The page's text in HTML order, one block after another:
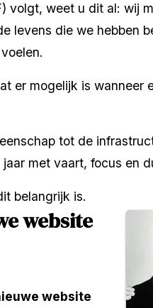
volgt, weet u dit al: wij
levens die we hebben
er mogelijk is wanneer
tot de
met vaart, focus en
belangrijk is.
website
website